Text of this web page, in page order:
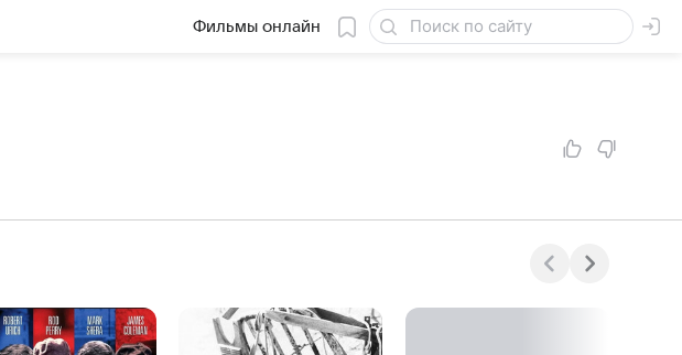
Фильмы онлайн